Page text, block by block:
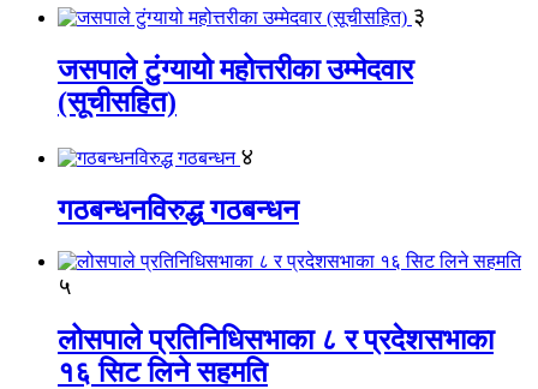
३
जसपाले टुंग्यायो महोत्तरीका उम्मेदवार
(सूचीसहित)
४
गठबन्धनविरुद्ध गठबन्धन
५
लोसपाले प्रतिनिधिसभाका ८ र प्रदेशसभाका
१६ सिट लिने सहमति